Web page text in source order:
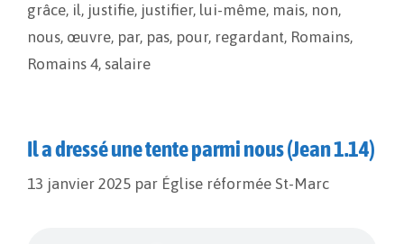
r
grâce, il, justifie, justifier, lui-même, mais, non,
nous, œuvre, par, pas, pour, regardant, Romains,
Romains 4, salaire
Il a dressé une tente parmi nous (Jean 1.14)
13 janvier 2025 par Église réformée St-Marc